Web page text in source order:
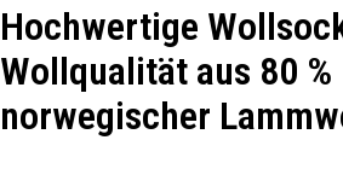
Hochwertige
Wollqualität aus 80 %
norwegischer